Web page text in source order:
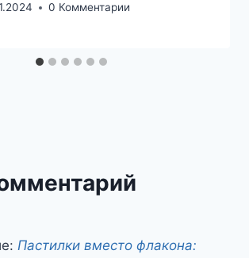
0 Комментарии
Пастилки вместо флакона: